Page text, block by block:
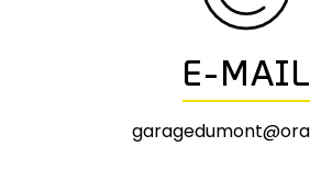
E-MAIL